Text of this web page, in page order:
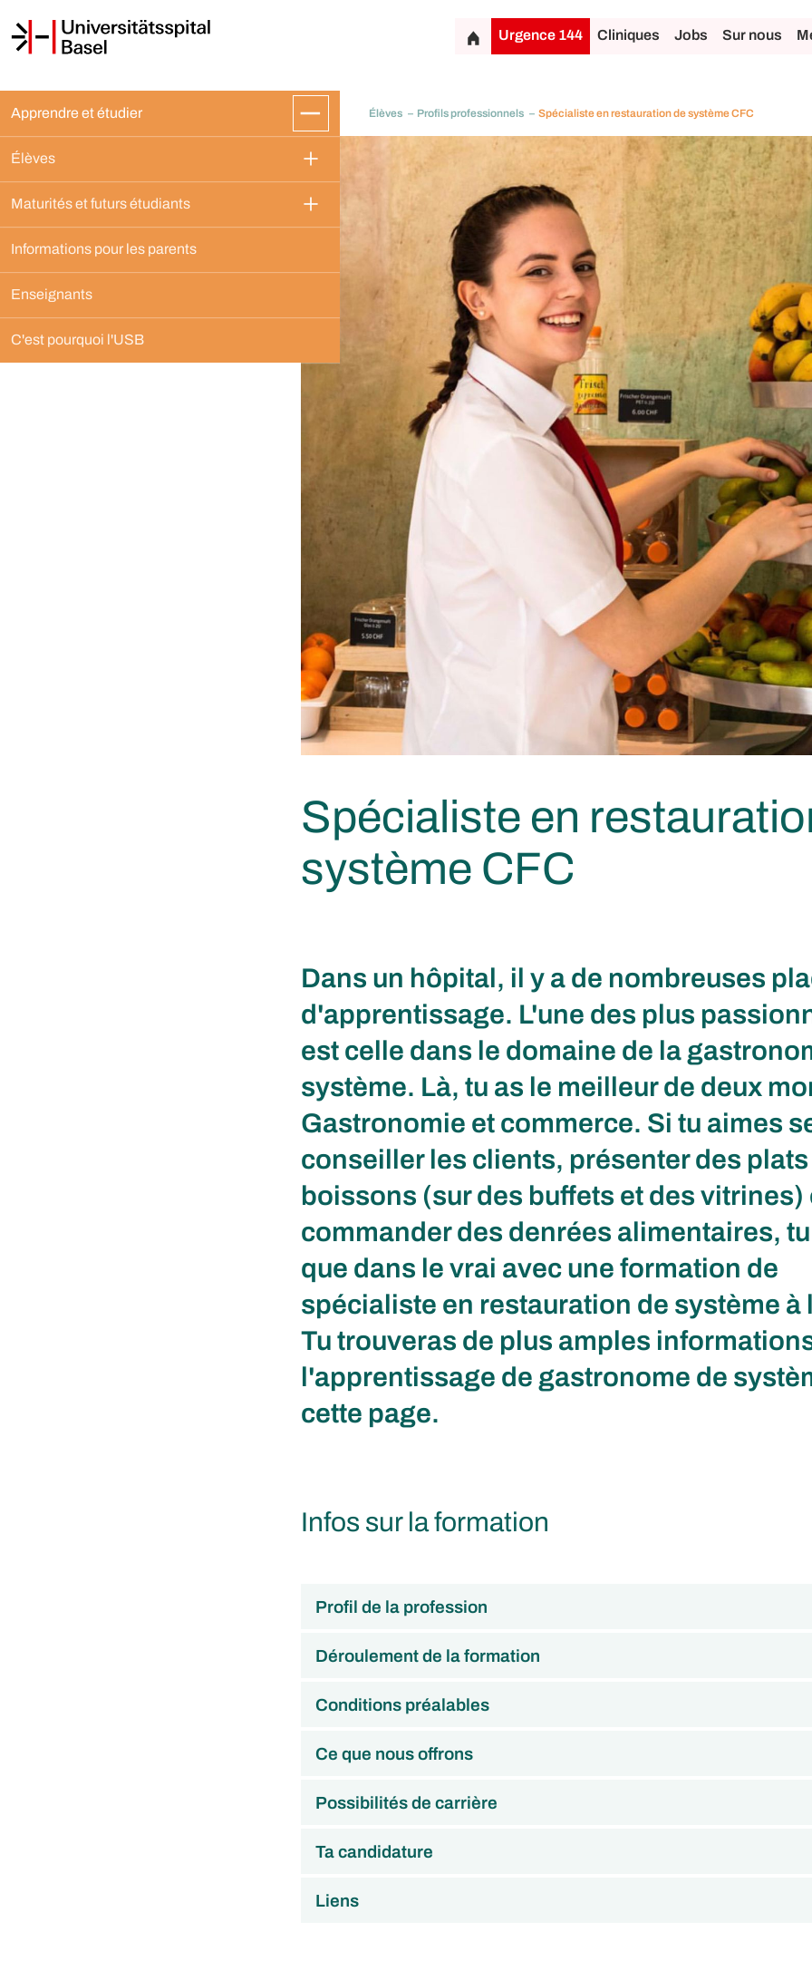
Urgence 144 Cliniques Jobs Sur nous
Apprendre et étudier
Élèves
Maturités et futurs étudiants
Informations pour les parents
Enseignants
C'est pourquoi l'USB
Élèves Profils professionnels Spécialiste en restauration de système CFC
Spécialiste en
système CFC
Dans un hôpital, il y a de nombreuses
d'apprentissage. L'une des plus
est celle dans le domaine de la
système. Là, tu as le meilleur de deux
Gastronomie et commerce. Si tu aimes
conseiller les clients, présenter des plats
boissons (sur des buffets et des vitrines)
commander des denrées alimentaires,
que dans le vrai avec une formation de
spécialiste en restauration de système à
Tu trouveras de plus amples
l'apprentissage de gastronome de
cette page.
Infos sur la formation
Profil de la profession
Déroulement de la formation
Conditions préalables
Ce que nous offrons
Possibilités de carrière
Ta candidature
Liens